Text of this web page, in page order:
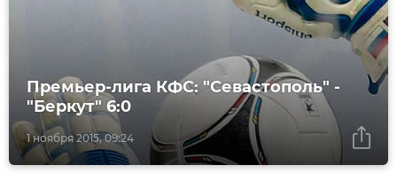
1 ноября 2015, 09:24
Премьер-лига КФС: "Севастополь" -
"Беркут" 6:0